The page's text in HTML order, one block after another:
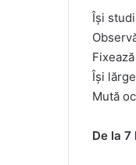
Își
Își
Mută
De la 7